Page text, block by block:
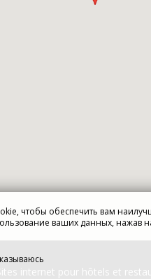
internet pour hôtels et
чтобы обеспечить вам
ваших данных, нажав